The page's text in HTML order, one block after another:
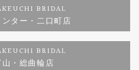
婚指輪 and 婚約指輪
輪プロポーズプラン
BRIDAL
ター・二口町店
BRIDAL
・総曲輪店